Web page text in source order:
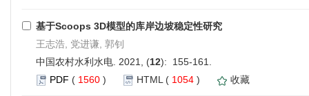
基于Scoops 3D模型的库岸边坡稳定性研究
王志浩, 党进谦, 郭钊
中国农村水利水电. 2021, (12): 155-161.
PDF ( 1560 ) HTML ( 1054 ) 收藏